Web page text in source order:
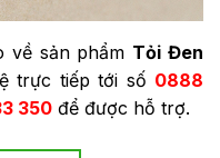
về sản phẩm Tỏi Đen
trực tiếp tới số 0888
350 để được hỗ trợ.